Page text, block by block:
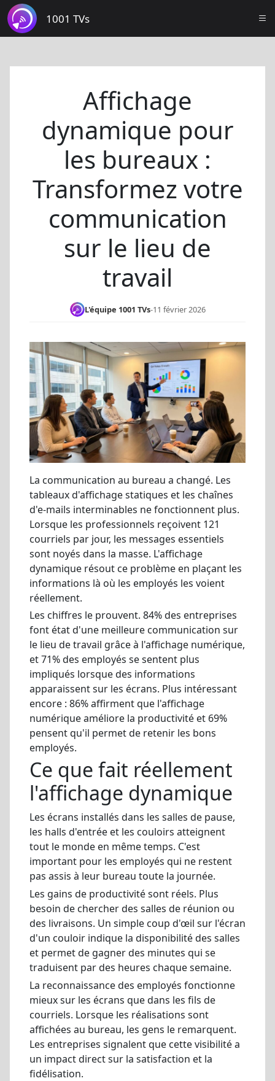
1001 TVs
Affichage
dynamique pour
les bureaux :
Transformez votre
communication
sur le lieu de
travail
L'équipe 1001 TVs-11 février 2026
La communication au bureau a changé. Les
tableaux d'affichage statiques et les chaînes
d'e-mails interminables ne fonctionnent plus.
Lorsque les professionnels reçoivent 121
courriels par jour, les messages essentiels
sont noyés dans la masse. L'affichage
dynamique résout ce problème en plaçant les
informations là où les employés les voient
réellement.
Les chiffres le prouvent. 84% des entreprises
font état d'une meilleure communication sur
le lieu de travail grâce à l'affichage numérique,
et 71% des employés se sentent plus
impliqués lorsque des informations
apparaissent sur les écrans. Plus intéressant
encore : 86% affirment que l'affichage
numérique améliore la productivité et 69%
pensent qu'il permet de retenir les bons
employés.
Ce que fait réellement
l'affichage dynamique
Les écrans installés dans les salles de pause,
les halls d'entrée et les couloirs atteignent
tout le monde en même temps. C'est
important pour les employés qui ne restent
pas assis à leur bureau toute la journée.
Les gains de productivité sont réels. Plus
besoin de chercher des salles de réunion ou
des livraisons. Un simple coup d'œil sur l'écran
d'un couloir indique la disponibilité des salles
et permet de gagner des minutes qui se
traduisent par des heures chaque semaine.
La reconnaissance des employés fonctionne
mieux sur les écrans que dans les fils de
courriels. Lorsque les réalisations sont
affichées au bureau, les gens le remarquent.
Les entreprises signalent que cette visibilité a
un impact direct sur la satisfaction et la
fidélisation.